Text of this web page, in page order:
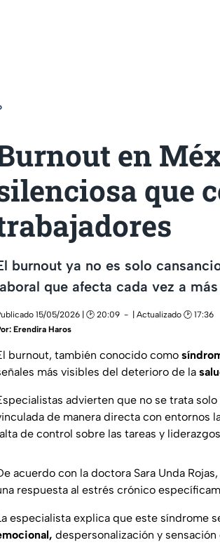
en
que
burnout ya no es solo
que afecta cada vez a
15/05/2026 | 🕑 20:09
| Actualizado 🕑 17:36
Erendira Haros
burnout, también conocido como
más visibles del deterioro de la
advierten que no se trata solo
de manera directa con entornos
de control sobre las tareas y
acuerdo con la doctora Sara Unda
respuesta al estrés crónico
especialista explica que este síndrome
despersonalización y